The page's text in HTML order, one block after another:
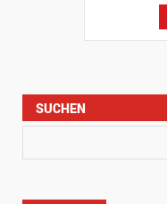
SUCHEN